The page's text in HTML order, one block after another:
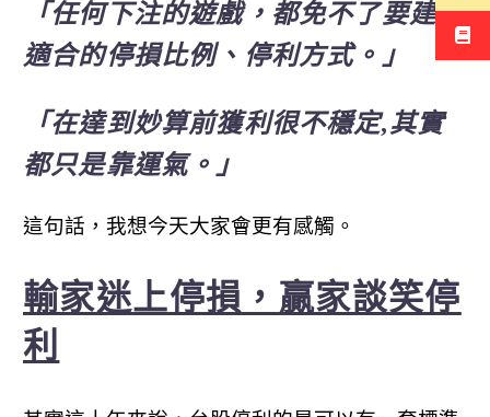
「任何下注的遊戲，都免不了要建立
適合的停損比例、停利方式。」
「在達到妙算前獲利很不穩定,其實
都只是靠運氣。」
這句話，我想今天大家會更有感觸。
輸家迷上停損，贏家談笑停
利